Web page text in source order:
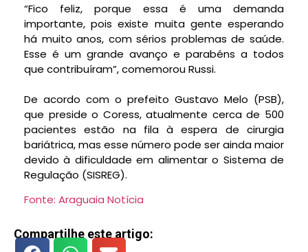
“Fico feliz, porque essa é uma demanda
importante, pois existe muita gente esperando
há muito anos, com sérios problemas de saúde.
Esse é um grande avanço e parabéns a todos
que contribuíram”, comemorou Russi.
De acordo com o prefeito Gustavo Melo (PSB),
que preside o Coress, atualmente cerca de 500
pacientes estão na fila à espera de cirurgia
bariátrica, mas esse número pode ser ainda maior
devido à dificuldade em alimentar o Sistema de
Regulação (SISREG).
Fonte: Araguaia Notícia
Compartilhe este artigo: